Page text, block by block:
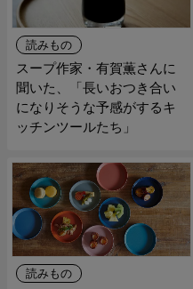
読みもの
スープ作家・有賀薫さんに
聞いた、「長いおつき合い
になりそうな予感がするキ
ッチンツールたち」
読みもの